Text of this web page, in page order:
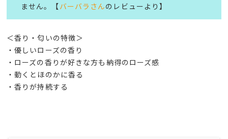
ません。【バーバラさんのレビューより】
＜香り・匂いの特徴＞
・優しいローズの香り
・ローズの香りが好きな方も納得のローズ感
・動くとほのかに香る
​・香りが持続する